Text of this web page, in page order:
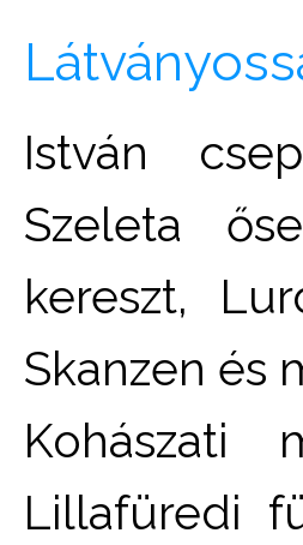
István
Szeleta
kereszt,
Skanzen és
Kohászati
Lillafüredi